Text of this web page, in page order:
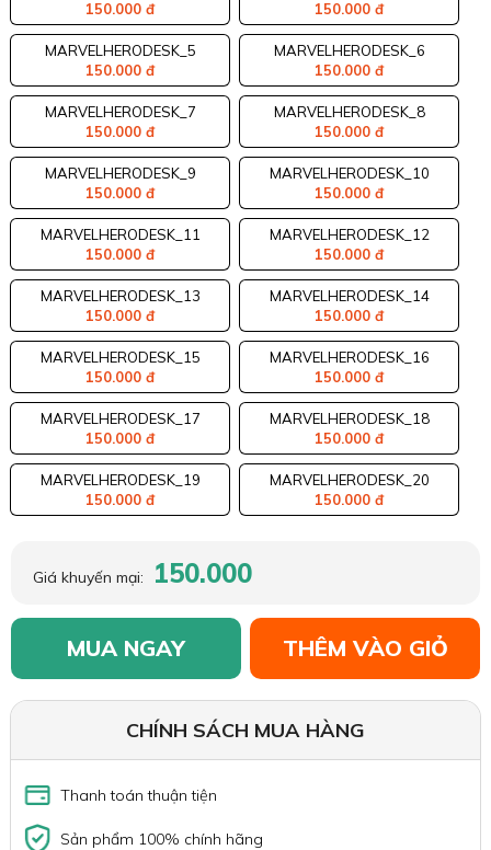
150.000 đ
150.000 đ
MARVELHERODESK_5
150.000 đ
MARVELHERODESK_6
150.000 đ
MARVELHERODESK_7
150.000 đ
MARVELHERODESK_8
150.000 đ
MARVELHERODESK_9
150.000 đ
MARVELHERODESK_10
150.000 đ
MARVELHERODESK_11
150.000 đ
MARVELHERODESK_12
150.000 đ
MARVELHERODESK_13
150.000 đ
MARVELHERODESK_14
150.000 đ
MARVELHERODESK_15
150.000 đ
MARVELHERODESK_16
150.000 đ
MARVELHERODESK_17
150.000 đ
MARVELHERODESK_18
150.000 đ
MARVELHERODESK_19
150.000 đ
MARVELHERODESK_20
150.000 đ
Giá khuyến mại: 150.000
MUA NGAY THÊM VÀO GIỎ
CHÍNH SÁCH MUA HÀNG
Thanh toán thuận tiện
Sản phẩm 100% chính hãng